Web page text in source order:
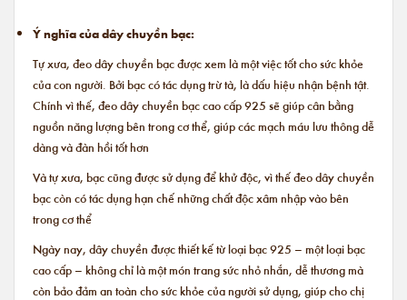
Ý nghĩa của dây chuyền bạc:
Tự xưa, đeo dây chuyền bạc được xem là một việc tốt cho sức khỏe
của con người. Bởi bạc có tác dụng trừ tà, là dấu hiệu nhận bệnh tật.
Chính vì thế, đeo dây chuyền bạc cao cấp 925 sẽ giúp cân bằng
nguồn năng lượng bên trong cơ thể, giúp các mạch máu lưu thông dễ
dàng và đàn hồi tốt hơn
Và tự xưa, bạc cũng được sử dụng để khử độc, vì thế đeo dây chuyền
bạc còn có tác dụng hạn chế những chất độc xâm nhập vào bên
trong cơ thể
Ngày nay, dây chuyền được thiết kế từ loại bạc 925 – một loại bạc
cao cấp – không chỉ là một món trang sức nhỏ nhắn, dễ thương mà
còn bảo đảm an toàn cho sức khỏe của người sử dụng, giúp cho chị